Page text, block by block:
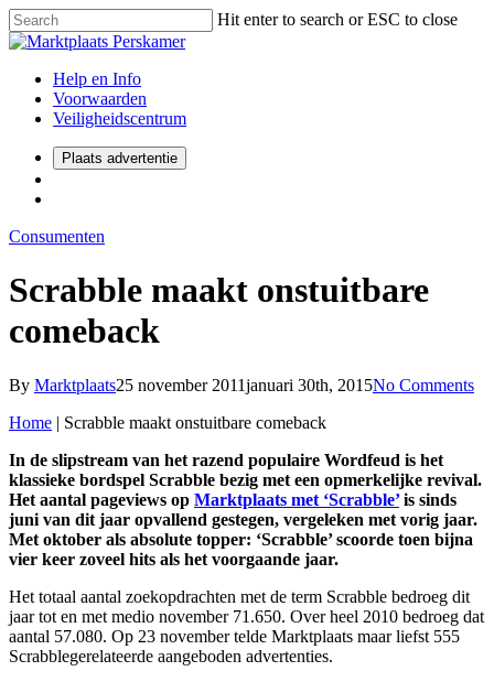
Hit enter to search or ESC to close
Help en Info
Voorwaarden
Veiligheidscentrum
Plaats advertentie
Consumenten
Scrabble maakt onstuitbare
comeback
By Marktplaats25 november 2011januari 30th, 2015No Comments
Home | Scrabble maakt onstuitbare comeback
In de slipstream van het razend populaire Wordfeud is het
klassieke bordspel Scrabble bezig met een opmerkelijke revival.
Het aantal pageviews op Marktplaats met ‘Scrabble’is sinds
juni van dit jaar opvallend gestegen, vergeleken met vorig jaar.
Met oktober als absolute topper: ‘Scrabble’ scoorde toen bijna
vier keer zoveel hits als het voorgaande jaar.
Het totaal aantal zoekopdrachten met de term Scrabble bedroeg dit
jaar tot en met medio november 71.650. Over heel 2010 bedroeg dat
aantal 57.080. Op 23 november telde Marktplaats maar liefst 555
Scrabblegerelateerde aangeboden advertenties.